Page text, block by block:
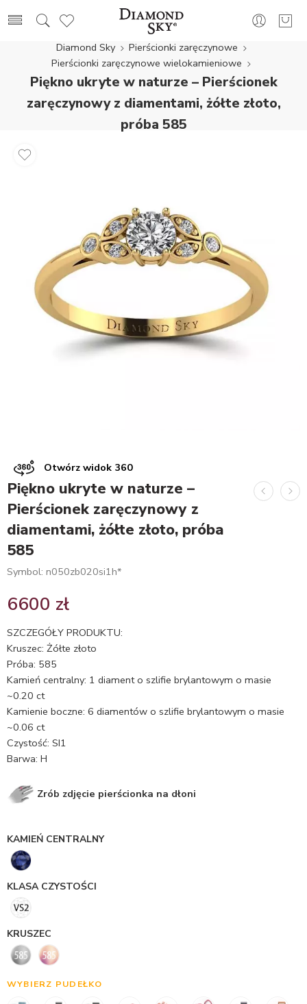
Diamond Sky
Pierścionki zaręczynowe
Pierścionki zaręczynowe wielokamieniowe
Piękno ukryte w naturze – Pierścionek
zaręczynowy z diamentami, żółte złoto,
próba 585
Otwórz widok 360
Piękno ukryte w naturze –
Pierścionek zaręczynowy z
diamentami, żółte złoto, próba
585
Symbol: n050zb020si1h*
6600 zł
SZCZEGÓŁY PRODUKTU:
Kruszec: Żółte złoto
Próba: 585
Kamień centralny: 1 diament o szlifie brylantowym o masie
~0.20 ct
Kamienie boczne: 6 diamentów o szlifie brylantowym o masie
~0.06 ct
Czystość: SI1
Barwa: H
Zrób zdjęcie pierścionka na dłoni
KAMIEŃ CENTRALNY
KLASA CZYSTOŚCI
KRUSZEC
WYBIERZ PUDEŁKO